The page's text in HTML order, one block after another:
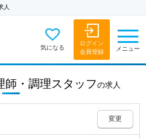
人
気になる
ログイン
会員登録
メニュー
師・調理スタッフの求人
変更